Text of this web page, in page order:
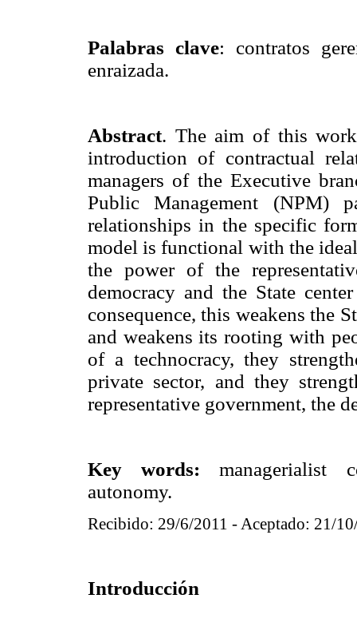
Palabras clave: contratos
enraizada.
Abstract. The aim of this
introduction of contractual
managers of the Executive
Public Management (NPM)
relationships in the specific
model is functional with the
the power of the
democracy and the State
consequence, this weakens the
and weakens its rooting with
of a technocracy, they
private sector, and they
representative government, the
Key words:managerialist
autonomy.
Recibido: 29/6/2011 - Aceptado: 21/
Introducción